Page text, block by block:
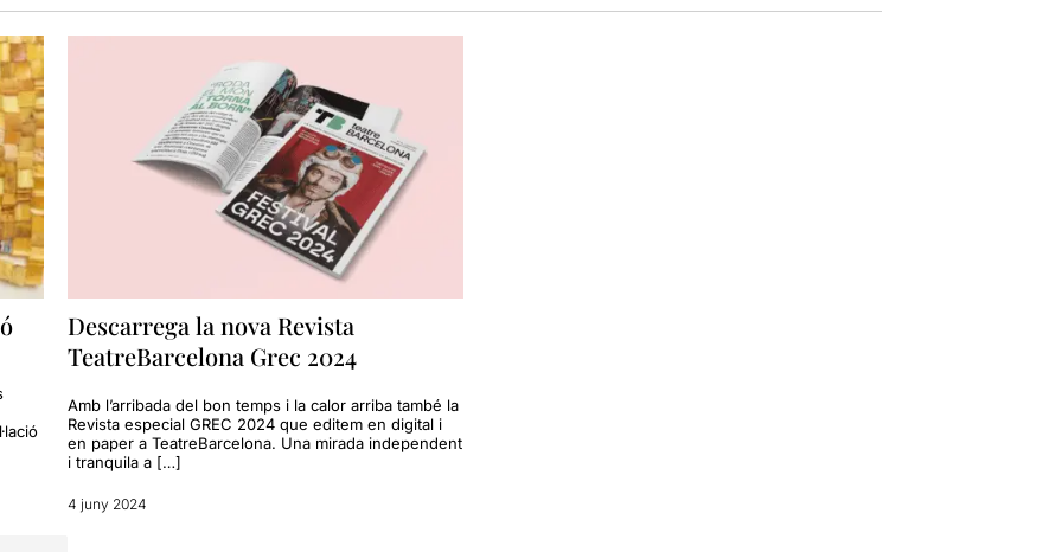
Descarrega la nova Revista
TeatreBarcelona Grec 2024
Amb l’arribada del bon temps i la calor arriba també la
Revista especial GREC 2024 que editem en digital i
en paper a TeatreBarcelona. Una mirada independent
i tranquila a […]
4 juny 2024